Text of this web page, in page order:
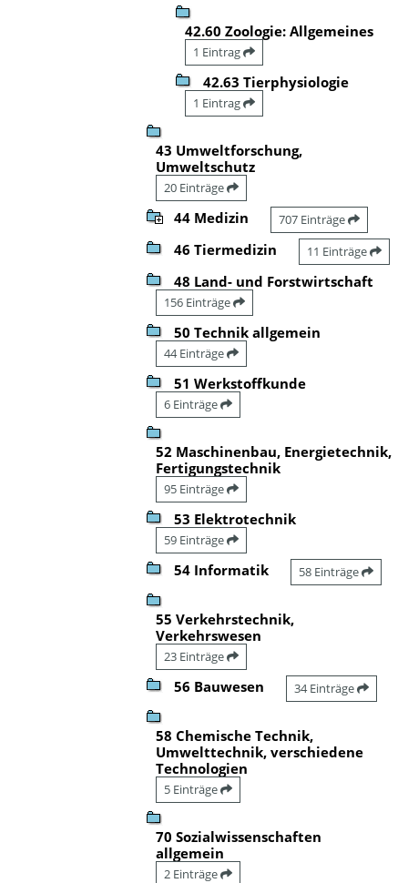
42.60 Zoologie: Allgemeines
1 Eintrag
42.63 Tierphysiologie
1 Eintrag
43 Umweltforschung,
Umweltschutz
20 Einträge
44 Medizin 707 Einträge
46 Tiermedizin 11 Einträge
48 Land- und Forstwirtschaft
156 Einträge
50 Technik allgemein
44 Einträge
51 Werkstoffkunde
6 Einträge
52 Maschinenbau, Energietechnik,
Fertigungstechnik
95 Einträge
53 Elektrotechnik
59 Einträge
54 Informatik 58 Einträge
55 Verkehrstechnik,
Verkehrswesen
23 Einträge
56 Bauwesen 34 Einträge
58 Chemische Technik,
Umwelttechnik, verschiedene
Technologien
5 Einträge
70 Sozialwissenschaften
allgemein
2 Einträge